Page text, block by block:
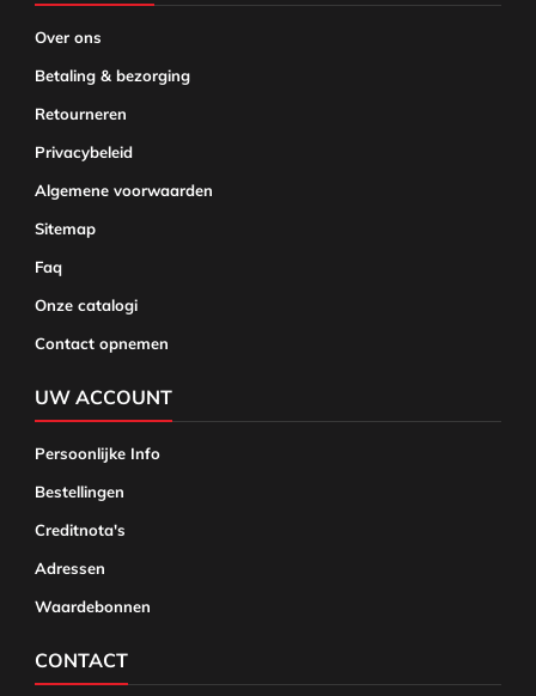
Over ons
Betaling & bezorging
Retourneren
Privacybeleid
Algemene voorwaarden
Sitemap
Faq
Onze catalogi
Contact opnemen
UW ACCOUNT
Persoonlijke Info
Bestellingen
Creditnota's
Adressen
Waardebonnen
CONTACT